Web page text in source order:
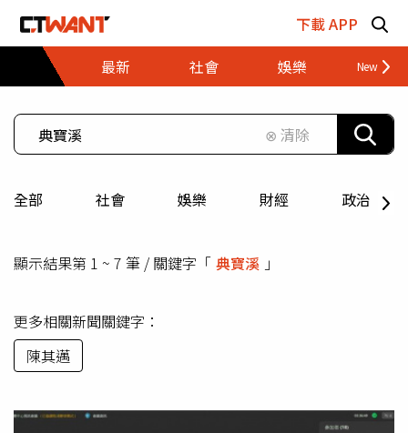
下載 APP
最新
社會 娛樂 財經
⊗ 清除
全部 社會 娛樂 財經 政治
顯示結果第 1 ~ 7 筆 / 關鍵字「 典寶溪 」
更多相關新聞關鍵字：
陳其邁